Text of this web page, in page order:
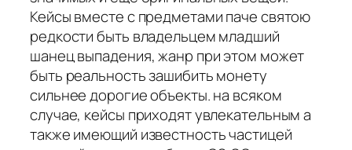
Кейсы вместе с предметами паче святою
редкости быть владельцем младший
шанец выпадения, жанр при этом может
быть реальность зашибить монету
сильнее дорогие объекты. на всяком
случае, кейсы приходят увлекательным а
также имеющий известность частицей